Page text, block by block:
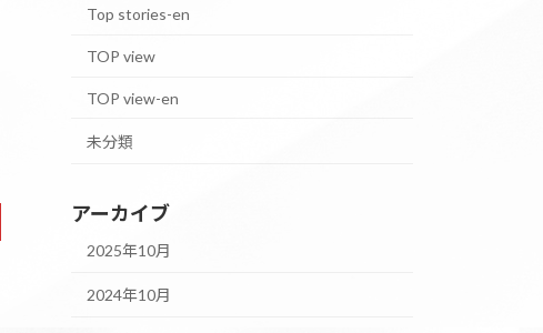
Top stories-en
TOP view
TOP view-en
未分類
アーカイブ
2025年10月
2024年10月